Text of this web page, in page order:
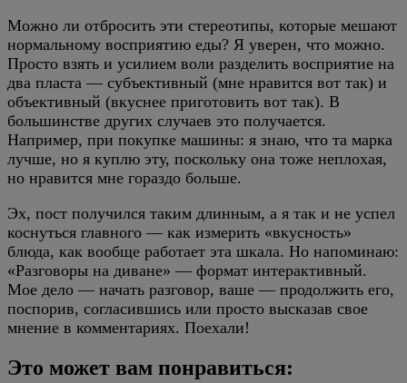
Можно ли отбросить эти стереотипы, которые мешают
нормальному восприятию еды? Я уверен, что можно.
Просто взять и усилием воли разделить восприятие на
два пласта — субъективный (мне нравится вот так) и
объективный (вкуснее приготовить вот так). В
большинстве других случаев это получается.
Например, при покупке машины: я знаю, что та марка
лучше, но я куплю эту, поскольку она тоже неплохая,
но нравится мне гораздо больше.
Эх, пост получился таким длинным, а я так и не успел
коснуться главного — как измерить «вкусность»
блюда, как вообще работает эта шкала. Но напоминаю:
«Разговоры на диване» — формат интерактивный.
Мое дело — начать разговор, ваше — продолжить его,
поспорив, согласившись или просто высказав свое
мнение в комментариях. Поехали!
Это может вам понравиться: